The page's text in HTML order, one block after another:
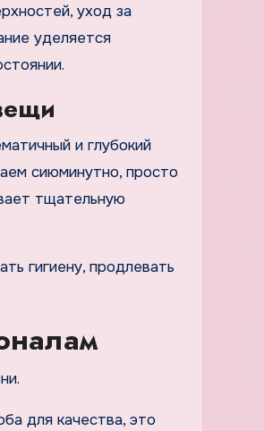
уход за
уделяется
и глубокий
сиюминутно, просто
тщательную
гигиену, продлевать
для качества, это